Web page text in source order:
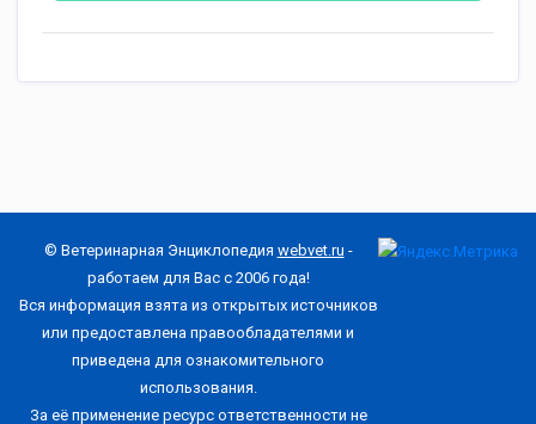
© Ветеринарная Энциклопедия webvet.ru -
работаем для Вас с 2006 года!
Вся информация взята из открытых источников
или предоставлена правообладателями и
приведена для ознакомительного
использования.
За её применение ресурс ответственности не